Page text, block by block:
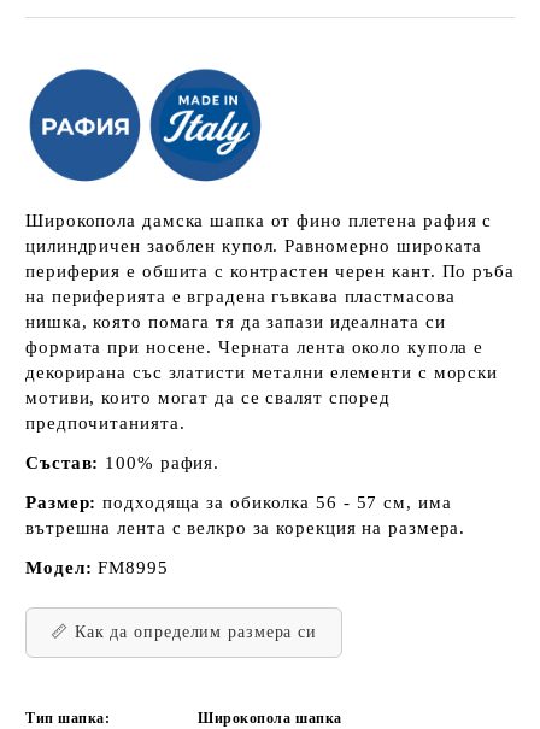
Широкопола дамска шапка от фино плетена рафия с
цилиндричен заоблен купол. Равномерно широката
периферия е обшита с контрастен черен кант. По ръба
на периферията е вградена гъвкава пластмасова
нишка, която помага тя да запази идеалната си
формата при носене. Черната лента около купола е
декорирана със златисти метални елементи с морски
мотиви, които могат да се свалят според
предпочитанията.
Състав: 100% рафия.
Размер: подходяща за обиколка 56 - 57 см, има
вътрешна лента с велкро за корекция на размера.
Модел: FM8995
📏 Как да определим размера си
Тип шапка:
Широкопола шапка